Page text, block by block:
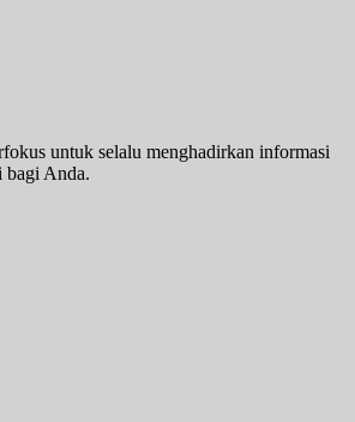
untuk selalu menghadirkan informasi
bagi Anda.